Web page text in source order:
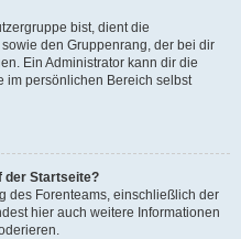
bist, dient die
den Gruppenrang, der bei dir
Ein Administrator kann dir die
im persönlichen Bereich selbst
der Startseite?
des Forenteams, einschließlich der
hier auch weitere Informationen